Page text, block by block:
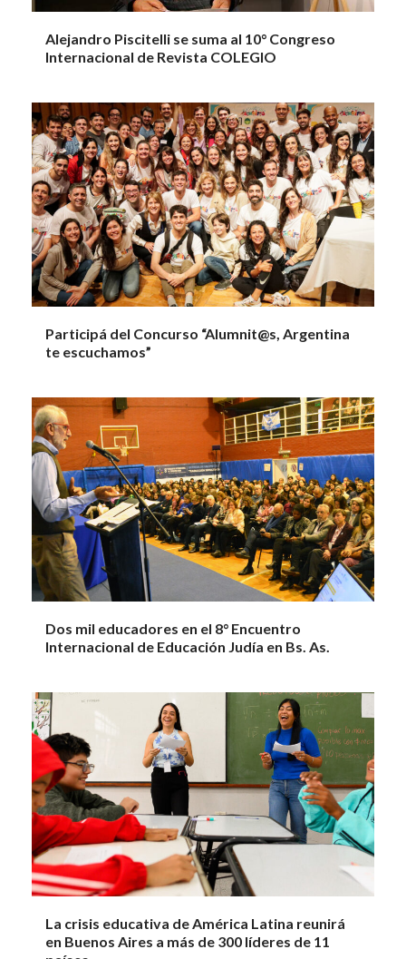
Alejandro Piscitelli se suma al 10° Congreso
Internacional de Revista COLEGIO
Participá del Concurso “Alumnit@s, Argentina
te escuchamos”
Dos mil educadores en el 8° Encuentro
Internacional de Educación Judía en Bs. As.
La crisis educativa de América Latina reunirá
en Buenos Aires a más de 300 líderes de 11